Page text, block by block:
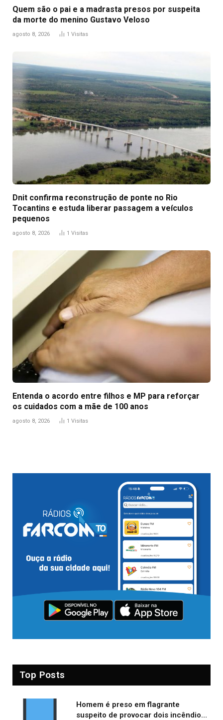
Quem são o pai e a madrasta presos por suspeita
da morte do menino Gustavo Veloso
agosto 8, 2026 1 Visitas
Dnit confirma reconstrução de ponte no Rio
Tocantins e estuda liberar passagem a veículos
pequenos
agosto 8, 2026 1 Visitas
Entenda o acordo entre filhos e MP para reforçar
os cuidados com a mãe de 100 anos
agosto 8, 2026 1 Visitas
Top Posts
Homem é preso em flagrante
suspeito de provocar dois incêndios